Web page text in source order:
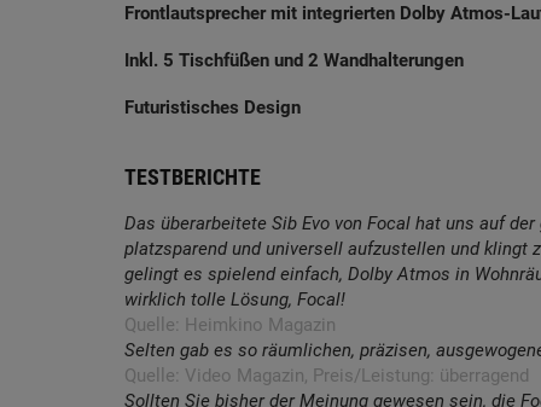
Frontlautsprecher mit integrierten Dolby Atmos-
Inkl. 5 Tischfüßen und 2 Wandhalterungen
Futuristisches Design
TESTBERICHTE
Das überarbeitete Sib Evo von Focal hat uns auf
platzsparend und universell aufzustellen und klingt
gelingt es spielend einfach, Dolby Atmos in
wirklich tolle Lösung, Focal!
Quelle: Heimkino Magazin
Selten gab es so räumlichen, präzisen,
Quelle: Video Magazin, Preis/Leistung: überragend
Sollten Sie bisher der Meinung gewesen sein, die